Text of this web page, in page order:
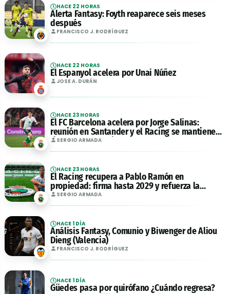
HACE 22 HORAS
Alerta Fantasy: Foyth reaparece seis meses
después
FRANCISCO J. RODRÍGUEZ
HACE 22 HORAS
El Espanyol acelera por Unai Núñez
JOSE A. DURÁN
HACE 23 HORAS
El FC Barcelona acelera por Jorge Salinas:
reunión en Santander y el Racing se mantiene
firme en los 16 millones
SERGIO ARMADA
HACE 23 HORAS
El Racing recupera a Pablo Ramón en
propiedad: firma hasta 2029 y refuerza la
defensa de José Alberto
SERGIO ARMADA
HACE 1 DÍA
Análisis Fantasy, Comunio y Biwenger de Aliou
Dieng (Valencia)
FRANCISCO J. RODRÍGUEZ
HACE 1 DÍA
Güedes pasa por quirófano ¿Cuándo regresa?